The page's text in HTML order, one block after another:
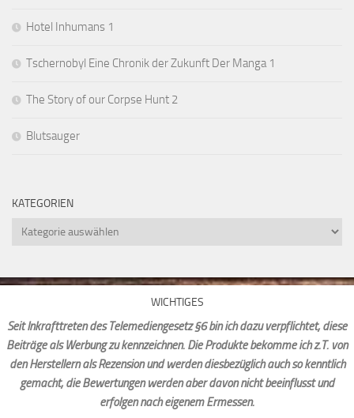
Hotel Inhumans 1
Tschernobyl Eine Chronik der Zukunft Der Manga 1
The Story of our Corpse Hunt 2
Blutsauger
KATEGORIEN
Kategorien
WICHTIGES
Seit Inkrafttreten des Telemediengesetz §6 bin ich dazu verpflichtet, diese
Beiträge als Werbung zu kennzeichnen. Die Produkte bekomme ich z.T. von
den Herstellern als Rezension und werden diesbezüglich auch so kenntlich
gemacht, die Bewertungen werden aber davon nicht beeinflusst und
erfolgen nach eigenem Ermessen.